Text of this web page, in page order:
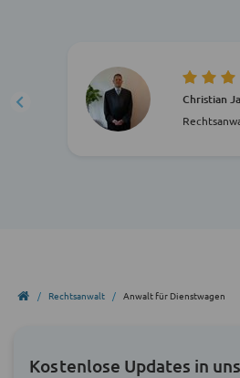
Christian
Rechtsanwalt Anwalt für Dienstwagen
Kostenlose Updates in